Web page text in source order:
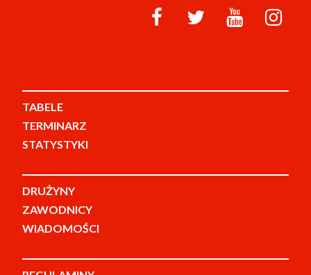
TABELE
TERMINARZ
STATYSTYKI
DRUŻYNY
ZAWODNICY
WIADOMOŚCI